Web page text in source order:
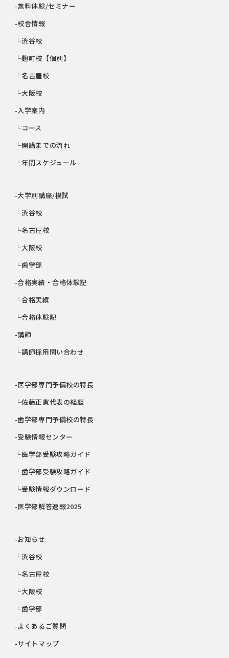
-無料体験/セミナー
-校舎情報
└渋谷校
└麹町校【個別】
└名古屋校
└大阪校
-入学案内
└コース
└開講までの流れ
└年間スケジュール
-大学別講座/模試
└渋谷校
└名古屋校
└大阪校
└歯学部
-合格実績・合格体験記
└合格実績
└合格体験記
-講師
└講師採用問い合わせ
-医学部専門予備校の特長
└佐藤正憲代表の経歴
-歯学部専門予備校の特長
-受験情報センター
└医学部受験攻略ガイド
└歯学部受験攻略ガイド
└受験情報ダウンロード
-医学部解答速報2025
-お知らせ
└渋谷校
└名古屋校
└大阪校
└歯学部
-よくあるご質問
-サイトマップ